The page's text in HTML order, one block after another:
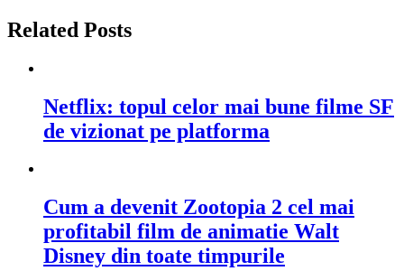
Related Posts
Netflix: topul celor mai bune filme SF
de vizionat pe platforma
Cum a devenit Zootopia 2 cel mai
profitabil film de animatie Walt
Disney din toate timpurile